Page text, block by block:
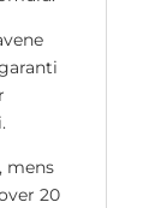
mens
20